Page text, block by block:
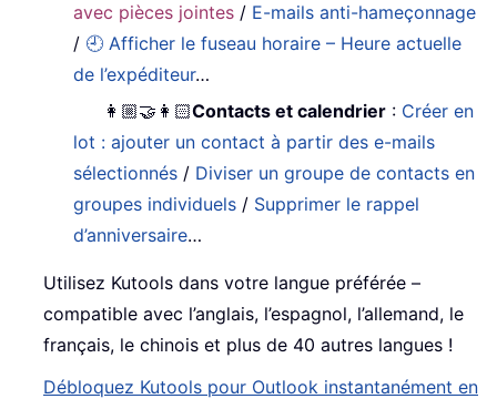
avec pièces jointes / E-mails anti-hameçonnage
/ 🕘 Afficher le fuseau horaire – Heure actuelle
de l’expéditeur…
👩🏼‍🤝‍👩🏻Contacts et calendrier : Créer en
lot : ajouter un contact à partir des e-mails
sélectionnés / Diviser un groupe de contacts en
groupes individuels / Supprimer le rappel
d’anniversaire…
Utilisez Kutools dans votre langue préférée –
compatible avec l’anglais, l’espagnol, l’allemand, le
français, le chinois et plus de 40 autres langues !
Débloquez Kutools pour Outlook instantanément en